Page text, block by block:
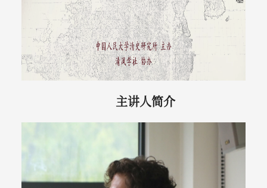
主讲人简介